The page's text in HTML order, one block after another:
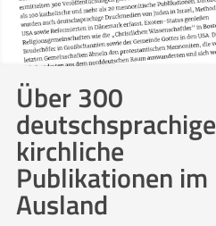
Über 300
deutschsprachige
kirchliche
Publikationen im
Ausland